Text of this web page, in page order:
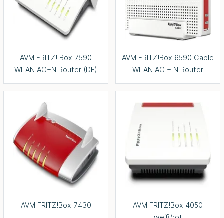
AVM FRITZ! Box 7590
WLAN AC+N Router (DE)
AVM FRITZ!Box 6590 Cable
WLAN AC + N Router
AVM FRITZ!Box 7430
AVM FRITZ!Box 4050